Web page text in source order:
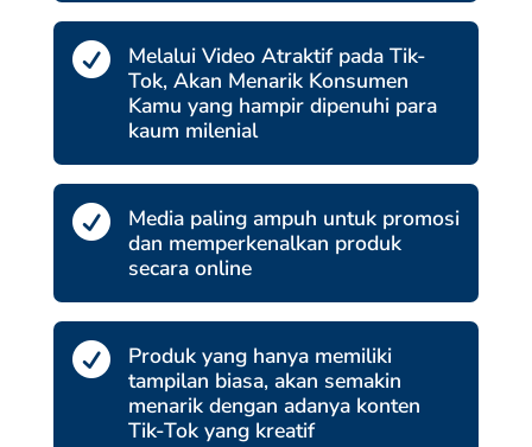

Melalui Video Atraktif pada Tik-
Tok, Akan Menarik Konsumen
Kamu yang hampir dipenuhi para
kaum milenial

Media paling ampuh untuk promosi
dan memperkenalkan produk
secara online

Produk yang hanya memiliki
tampilan biasa, akan semakin
menarik dengan adanya konten
Tik-Tok yang kreatif